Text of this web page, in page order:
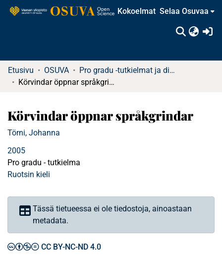
Kokoelmat Selaa Osuvaa
Etusivu OSUVA
Pro gradu -tutkielmat ja diplomityöt
Körvindar öppnar språkgrindar
Körvindar öppnar språkgrindar
Törni, Johanna
2005
Pro gradu - tutkielma
Ruotsin kieli
Tässä tietueessa ei ole tiedostoja, ainoastaan
metadata.
CC BY-NC-ND 4.0